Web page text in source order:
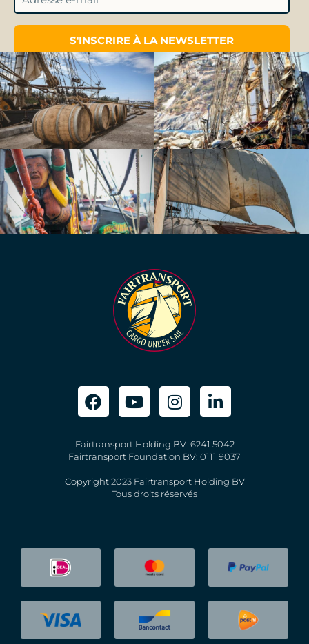
S'INSCRIRE À LA NEWSLETTER
Fairtransport Holding BV: 6241 5042
Fairtransport Foundation BV: 0111 9037
Copyright 2023 Fairtransport Holding BV
Tous droits réservés